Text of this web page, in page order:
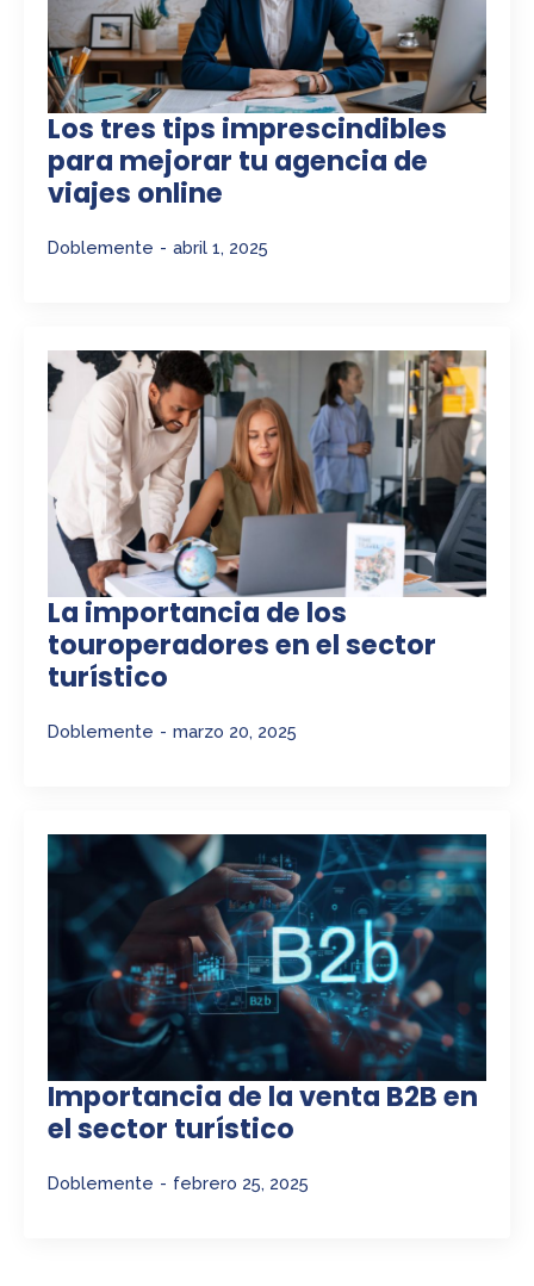
Los tres tips imprescindibles
para mejorar tu agencia de
viajes online
Doblemente abril 1, 2025
La importancia de los
touroperadores en el sector
turístico
Doblemente marzo 20, 2025
Importancia de la venta B2B en
el sector turístico
Doblemente febrero 25, 2025